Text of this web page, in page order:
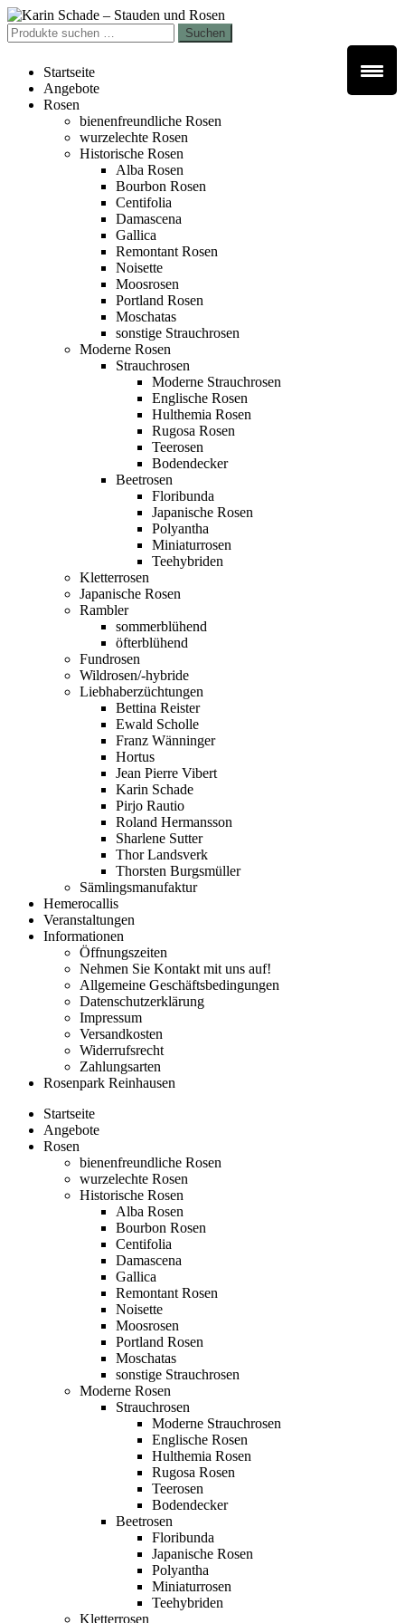
Zur
Navigation
springen
Zum
Inhalt
springen
Suchen
nach:
Suchen
Startseite
Angebote
Rosen
bienenfreundliche Rosen
wurzelechte Rosen
Historische Rosen
Alba Rosen
Bourbon Rosen
Centifolia
Damascena
Gallica
Remontant Rosen
Noisette
Moosrosen
Portland Rosen
Moschatas
sonstige Strauchrosen
Moderne Rosen
Strauchrosen
Moderne Strauchrosen
Englische Rosen
Hulthemia Rosen
Rugosa Rosen
Teerosen
Bodendecker
Beetrosen
Floribunda
Japanische Rosen
Polyantha
Miniaturrosen
Teehybriden
Kletterrosen
Japanische Rosen
Rambler
sommerblühend
öfterblühend
Fundrosen
Wildrosen/-hybride
Liebhaberzüchtungen
Bettina Reister
Ewald Scholle
Franz Wänninger
Hortus
Jean Pierre Vibert
Karin Schade
Pirjo Rautio
Roland Hermansson
Sharlene Sutter
Thor Landsverk
Thorsten Burgsmüller
Sämlingsmanufaktur
Hemerocallis
Veranstaltungen
Informationen
Öffnungszeiten
Nehmen Sie Kontakt mit uns auf!
Allgemeine Geschäftsbedingungen
Datenschutzerklärung
Impressum
Versandkosten
Widerrufsrecht
Zahlungsarten
Rosenpark Reinhausen
Startseite
Angebote
Rosen
bienenfreundliche Rosen
wurzelechte Rosen
Historische Rosen
Alba Rosen
Bourbon Rosen
Centifolia
Damascena
Gallica
Remontant Rosen
Noisette
Moosrosen
Portland Rosen
Moschatas
sonstige Strauchrosen
Moderne Rosen
Strauchrosen
Moderne Strauchrosen
Englische Rosen
Hulthemia Rosen
Rugosa Rosen
Teerosen
Bodendecker
Beetrosen
Floribunda
Japanische Rosen
Polyantha
Miniaturrosen
Teehybriden
Kletterrosen